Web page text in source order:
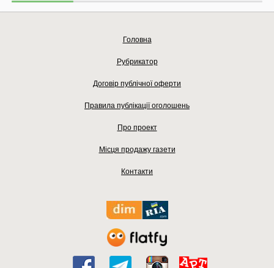
Головна
Рубрикатор
Договір публічної оферти
Правила публікації оголошень
Про проект
Місця продажу газети
Контакти